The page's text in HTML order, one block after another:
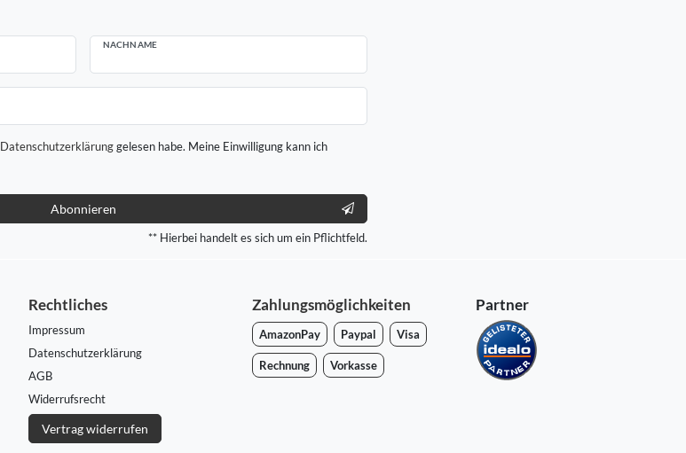
NACHNAME
Daten­schutz­erklärunggelesen habe. Meine Einwilligung kann ich
Abonnieren
** Hierbei handelt es sich um ein Pflichtfeld.
Rechtliches
Impressum
Daten­schutz­erklärung
AGB
Widerrufs­recht
Vertrag widerrufen
Zahlungsmöglichkeiten
AmazonPay Paypal Visa
Rechnung Vorkasse
Partner